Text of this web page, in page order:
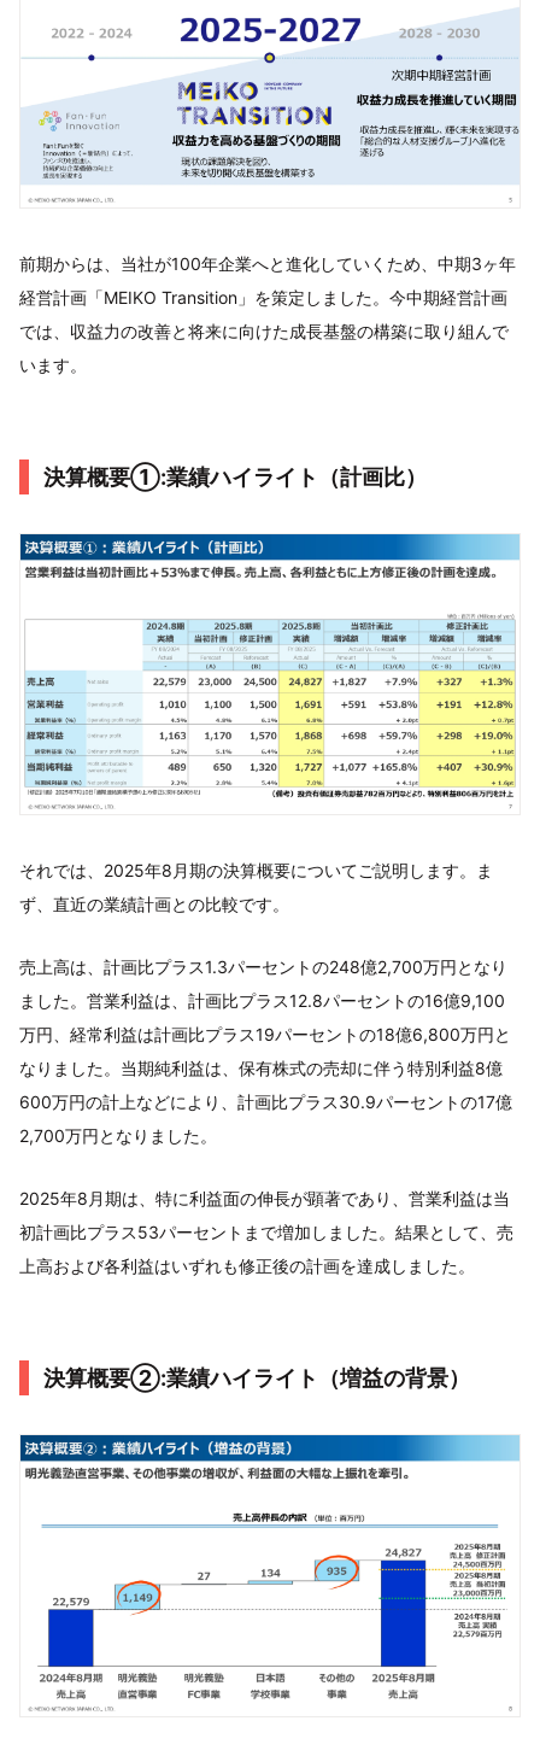
前期からは、当社が100年企業へと進化していくため、中期3ヶ年
経営計画「MEIKO Transition」を策定しました。今中期経営計画
では、収益力の改善と将来に向けた成長基盤の構築に取り組んで
います。
決算概要①:業績ハイライト（計画比）
それでは、2025年8月期の決算概要についてご説明します。ま
ず、直近の業績計画との比較です。
売上高は、計画比プラス1.3パーセントの248億2,700万円となり
ました。営業利益は、計画比プラス12.8パーセントの16億9,100
万円、経常利益は計画比プラス19パーセントの18億6,800万円と
なりました。当期純利益は、保有株式の売却に伴う特別利益8億
600万円の計上などにより、計画比プラス30.9パーセントの17億
2,700万円となりました。
2025年8月期は、特に利益面の伸長が顕著であり、営業利益は当
初計画比プラス53パーセントまで増加しました。結果として、売
上高および各利益はいずれも修正後の計画を達成しました。
決算概要②:業績ハイライト（増益の背景）